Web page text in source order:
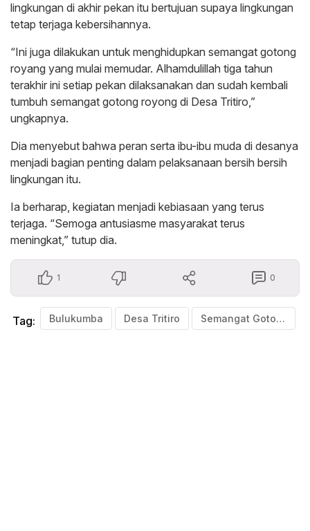
lingkungan di akhir pekan itu bertujuan supaya lingkungan
tetap terjaga kebersihannya.
“Ini juga dilakukan untuk menghidupkan semangat gotong
royang yang mulai memudar. Alhamdulillah tiga tahun
terakhir ini setiap pekan dilaksanakan dan sudah kembali
tumbuh semangat gotong royong di Desa Tritiro,”
ungkapnya.
Dia menyebut bahwa peran serta ibu-ibu muda di desanya
menjadi bagian penting dalam pelaksanaan bersih bersih
lingkungan itu.
Ia berharap, kegiatan menjadi kebiasaan yang terus
terjaga. “Semoga antusiasme masyarakat terus
meningkat,” tutup dia.
1 0
Tag: Bulukumba Desa Tritiro Semangat Gotong royong